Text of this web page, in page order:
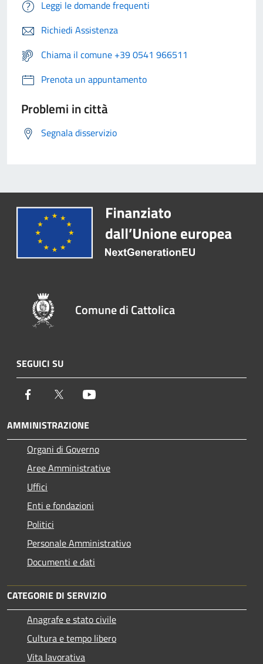
Leggi le domande frequenti
Richiedi Assistenza
Chiama il comune +39 0541 966511
Prenota un appuntamento
Problemi in città
Segnala disservizio
Comune di Cattolica
SEGUICI SU
Facebook Twitter
AMMINISTRAZIONE
Organi di Governo
Aree Amministrative
Uffici
Enti e fondazioni
Politici
Personale Amministrativo
Documenti e dati
CATEGORIE DI SERVIZIO
Anagrafe e stato civile
Cultura e tempo libero
Vita lavorativa